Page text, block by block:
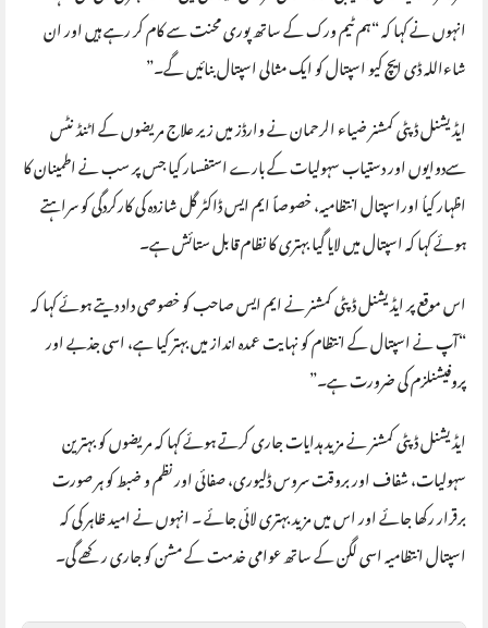
انہوں نے کہا کہ “ہم ٹیم ورک کے ساتھ پوری محنت سے کام کر رہے ہیں اور ان
شاءاللہ ڈی ایچ کیو اسپتال کو ایک مثالی اسپتال بنائیں گے۔”
ایڈیشنل ڈپٹی کمشنر ضیاء الرحمان نے وارڈز میں زیر علاج مریضوں کے اٹنڈنٹس
سےدوایوں اور دستیاب سہولیات کے بارے استفسار کیا جس پر سب نے اطمینان کا
اظہار کیاُ اوراسپتال انتظامیہ، خصوصاً ایم ایس ڈاکٹر گل شازدہ کی کارکردگی کو سراہتے
ہوئے کہا کہ اسپتال میں لایا گیا بہتری کا نظام قابل ستائش ہے۔
اس موقع پر ایڈیشنل ڈپٹی کمشنر نے ایم ایس صاحب کو خصوصی داد دیتے ہوئے کہا کہ
“آپ نے اسپتال کے انتظام کو نہایت عمدہ انداز میں بہتر کیا ہے، اسی جذبے اور
پروفیشنلزم کی ضرورت ہے۔”
ایڈیشنل ڈپٹی کمشنر نے مزید ہدایات جاری کرتے ہوئے کہا کہ مریضوں کو بہترین
سہولیات، شفاف اور بروقت سروس ڈلیوری، صفائی اور نظم و ضبط کو ہر صورت
برقرار رکھا جائے اور اس میں مزید بہتری لائی جائے ۔ انہوں نے امید ظاہر کی کہ
اسپتال انتظامیہ اسی لگن کے ساتھ عوامی خدمت کے مشن کو جاری رکھے گی۔